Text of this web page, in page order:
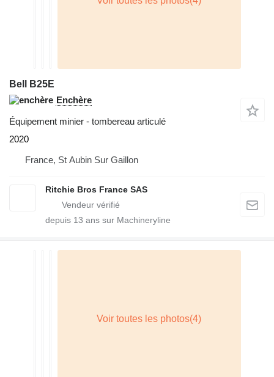
Bell B25E
Enchère
Équipement minier - tombereau articulé
2020
France, St Aubin Sur Gaillon
Ritchie Bros France SAS
depuis 13 ans sur Machineryline